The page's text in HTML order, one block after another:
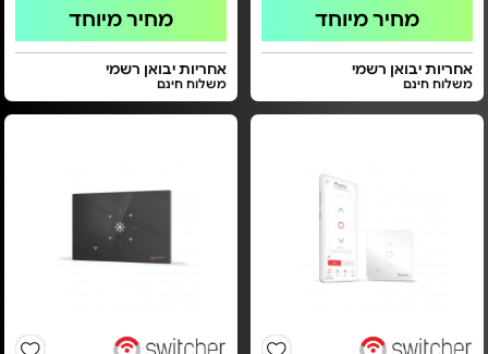
מחיר מיוחד
אחריות יבואן רשמי
משלוח חינם
מחיר מיוחד
אחריות יבואן רשמי
משלוח חינם